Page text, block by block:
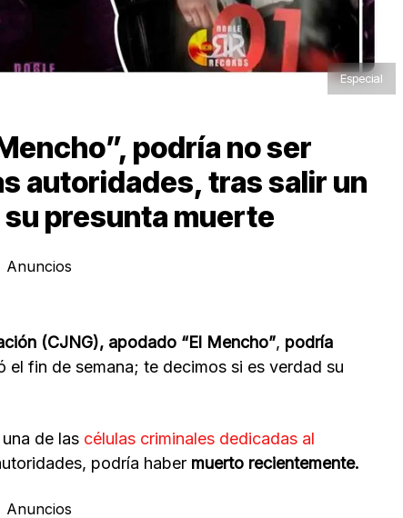
Especial
podría no ser
autoridades, tras salir un
presunta muerte
Anuncios
(CJNG), apodado “El Mencho”, podría
el fin de semana; te decimos si es verdad su
de las células criminales dedicadas al
podría haber muerto recientemente.
Anuncios